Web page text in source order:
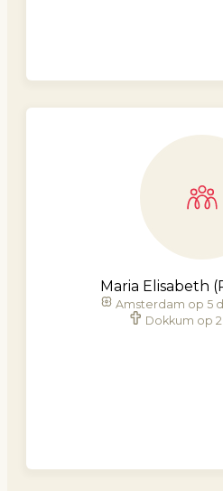
Maria Elisabeth
Amsterdam op 5
Dokkum op